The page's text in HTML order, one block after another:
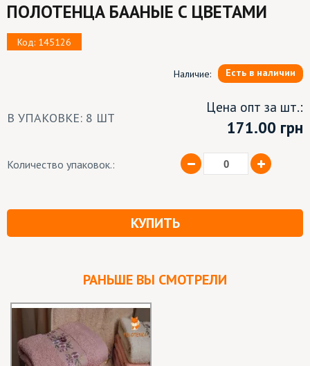
ПОЛОТЕНЦА БААНЫЕ С ЦВЕТАМИ
Код: 145126
Наличие: Есть в наличии
В УПАКОВКЕ: 8 ШТ
Цена опт за шт.:
171.00 грн
Количество упаковок.:
КУПИТЬ
РАНЬШЕ ВЫ СМОТРЕЛИ